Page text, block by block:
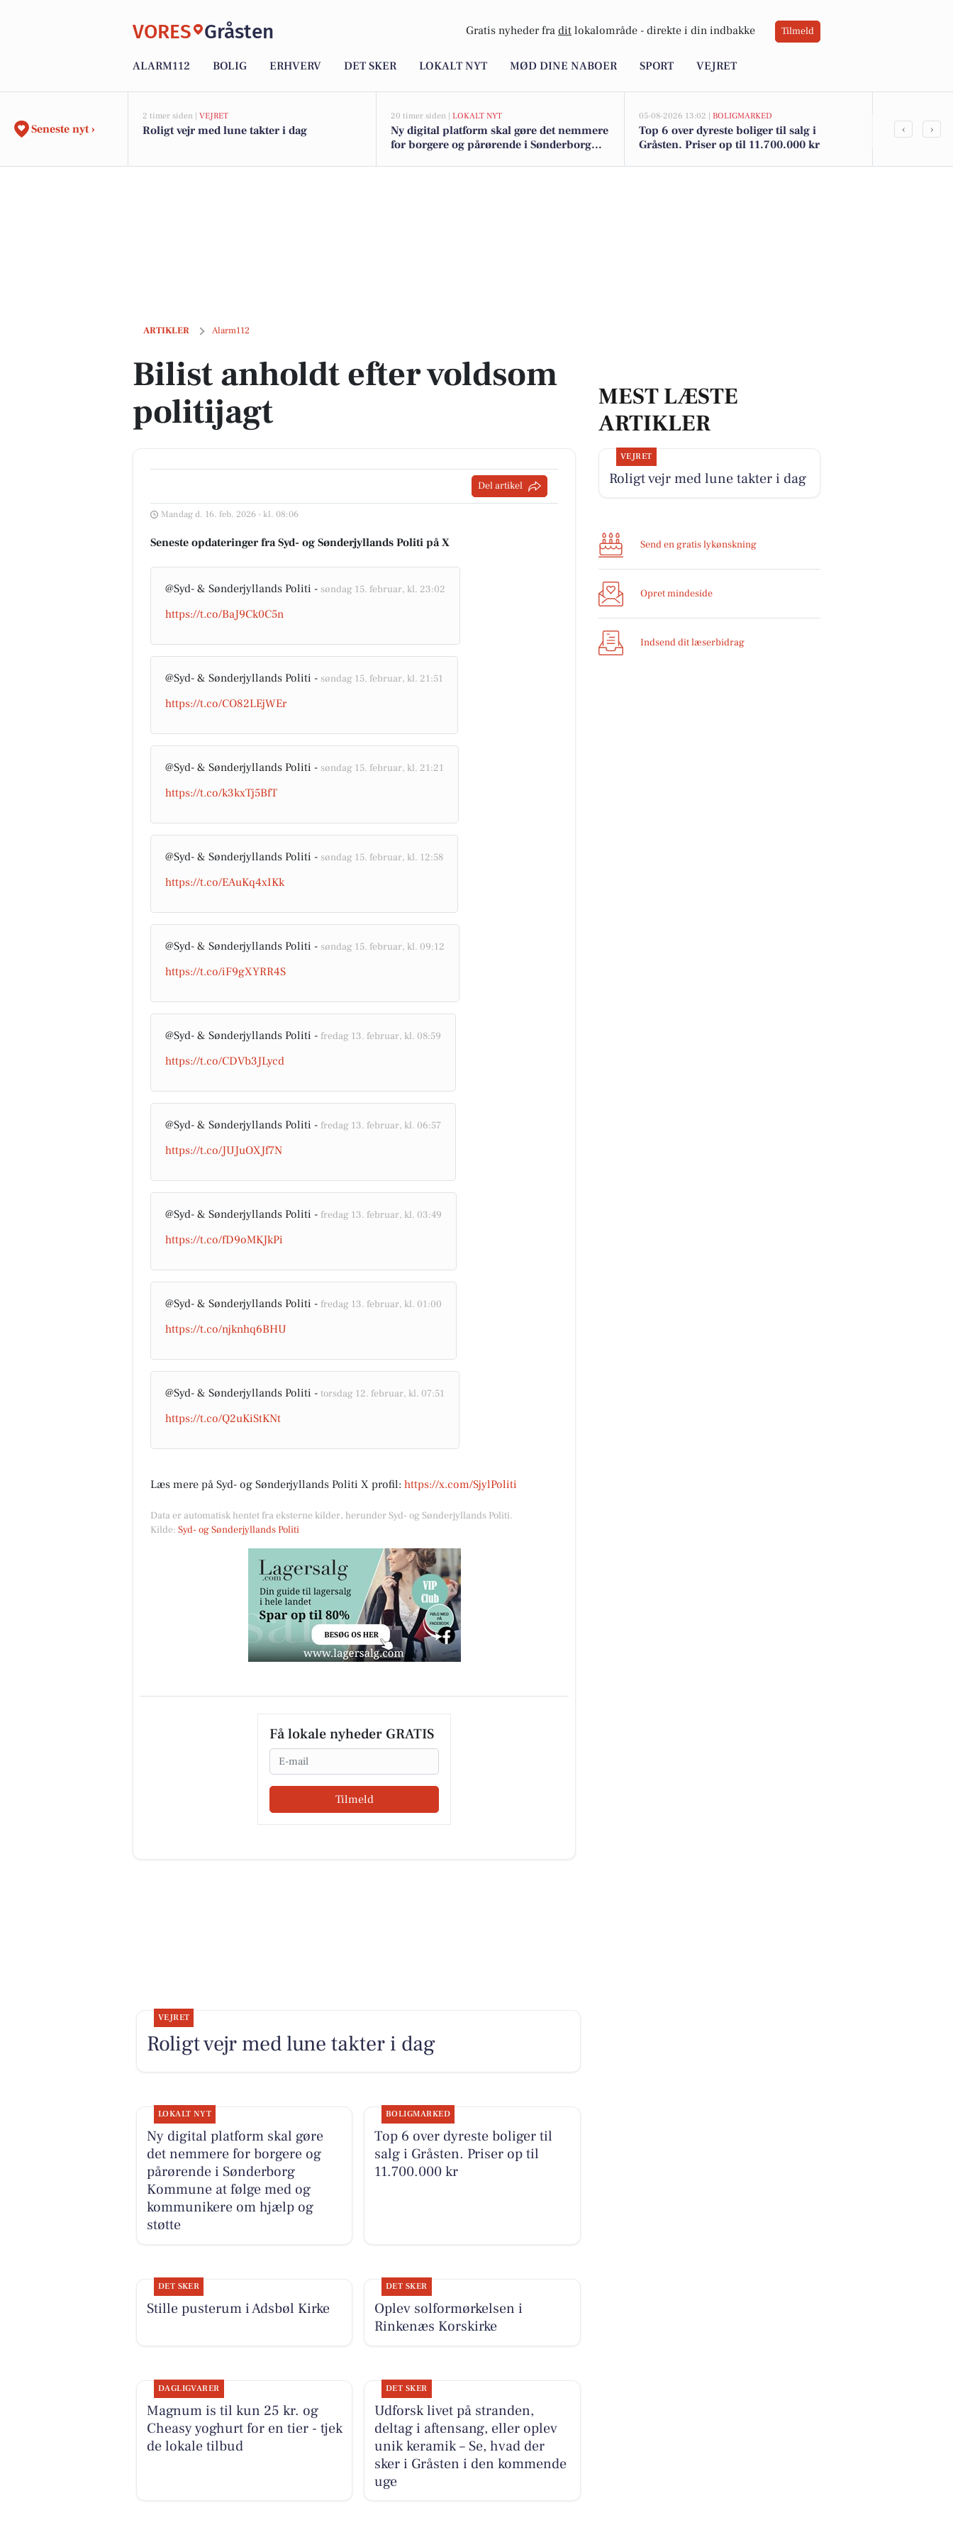
VORES Gråsten Gratis nyheder fra dit lokalområde - direkte i din indbakke Tilmeld
ALARM112 BOLIG ERHVERV DET SKER LOKALT NYT MØD DINE NABOER SPORT VEJRET
Seneste nyt ›
2 timer siden | VEJRET
Roligt vejr med lune takter i dag
20 timer siden | LOKALT NYT
Ny digital platform skal gøre det nemmere
for borgere og pårørende i Sønderborg
05-08-2026 13:02 | BOLIGMARKED
Top 6 over dyreste boliger til salg i
Gråsten. Priser op til 11.700.000 kr
Stille
‹ ›
ARTIKLER Alarm112
Bilist anholdt efter voldsom politijagt
Bilist anholdt efter voldsom
politijagt
Del artikel
Mandag d. 16. feb. 2026 - kl. 08:06
Seneste opdateringer fra Syd- og Sønderjyllands Politi på X
@Syd- & Sønderjyllands Politi - søndag 15. februar, kl. 23:02
https://t.co/BaJ9Ck0C5n
@Syd- & Sønderjyllands Politi - søndag 15. februar, kl. 21:51
https://t.co/CO82LEjWEr
@Syd- & Sønderjyllands Politi - søndag 15. februar, kl. 21:21
https://t.co/k3kxTj5BfT
@Syd- & Sønderjyllands Politi - søndag 15. februar, kl. 12:58
https://t.co/EAuKq4xIKk
@Syd- & Sønderjyllands Politi - søndag 15. februar, kl. 09:12
https://t.co/iF9gXYRR4S
@Syd- & Sønderjyllands Politi - fredag 13. februar, kl. 08:59
https://t.co/CDVb3JLycd
@Syd- & Sønderjyllands Politi - fredag 13. februar, kl. 06:57
https://t.co/JUJuOXJf7N
@Syd- & Sønderjyllands Politi - fredag 13. februar, kl. 03:49
https://t.co/fD9oMKJkPi
@Syd- & Sønderjyllands Politi - fredag 13. februar, kl. 01:00
https://t.co/njknhq6BHU
@Syd- & Sønderjyllands Politi - torsdag 12. februar, kl. 07:51
https://t.co/Q2uKiStKNt
Læs mere på Syd- og Sønderjyllands Politi X profil: https://x.com/SjylPoliti
Data er automatisk hentet fra eksterne kilder, herunder Syd- og Sønderjyllands Politi.
Kilde: Syd- og Sønderjyllands Politi
Få lokale nyheder GRATIS
Email
Tilmeld
MEST LÆSTE
ARTIKLER
VEJRET
Roligt vejr med lune takter i dag
Send en gratis lykønskning
Opret mindeside
Indsend dit læserbidrag
VEJRET
Roligt vejr med lune takter i dag
LOKALT NYT
Ny digital platform skal gøre
det nemmere for borgere og
pårørende i Sønderborg
Kommune at følge med og
kommunikere om hjælp og
støtte
BOLIGMARKED
Top 6 over dyreste boliger til
salg i Gråsten. Priser op til
11.700.000 kr
DET SKER
Stille pusterum i Adsbøl Kirke
DET SKER
Oplev solformørkelsen i
Rinkenæs Korskirke
DAGLIGVARER
Magnum is til kun 25 kr. og
Cheasy yoghurt for en tier - tjek
de lokale tilbud
DET SKER
Udforsk livet på stranden,
deltag i aftensang, eller oplev
unik keramik – Se, hvad der
sker i Gråsten i den kommende
uge